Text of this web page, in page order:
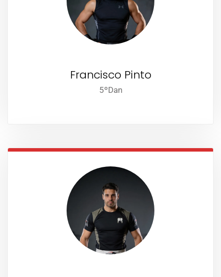
Francisco Pinto
5ºDan